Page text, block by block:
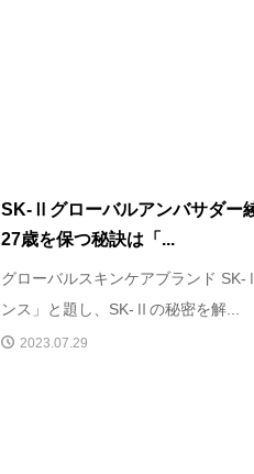
SK-Ⅱグローバルアンバサダー
27歳を保つ秘訣は「...
グローバルスキンケアブランド
ンス」と題し、SK-Ⅱの秘密を解...
2023.07.29